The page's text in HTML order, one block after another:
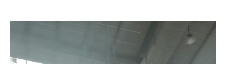
Čeština
Kiswahili